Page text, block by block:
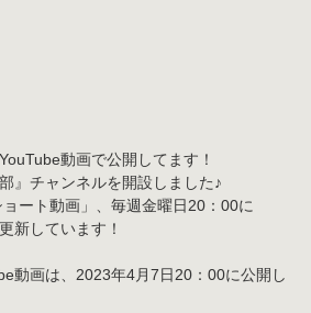
動画で公開してます！
』チャンネルを開設しました♪
ート動画」、毎週金曜日20：00に
新しています！
動画は、2023年4月7日20：00に公開し